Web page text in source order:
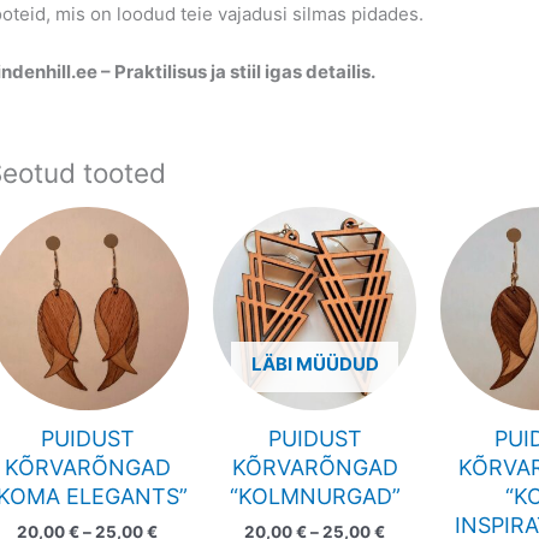
mis on loodud teie vajadusi silmas pidades.
– Praktilisus ja stiil igas detailis.
tooted
PUIDUST
KÕRVARÕNGAD
ELEGANTS”
20,00€–25,00€
range:
20,00 €
through
25,00 €
This
product
multiple
variants.
The
options
chosen
on
LÄBI MÜÜDUD
PUIDUST
KÕRVARÕNGAD
“KOLMNURGAD”
20,00€–25,00€
range:
20,00 €
through
25,00 €
This
product
has
multiple
variants.
The
options
chosen
on